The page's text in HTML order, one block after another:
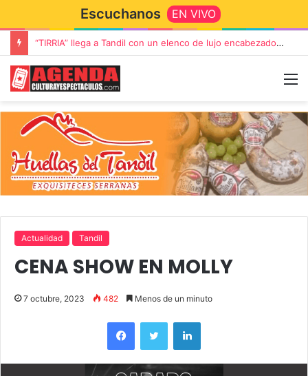
Escuchanos EN VIVO
“TIRRIA” llega a Tandil con un elenco de lujo encabezado por Capusotto, Spregelburd y Stefani
Actualidad Tandil
CENA SHOW EN MOLLY
7 octubre, 2023 482 Menos de un minuto